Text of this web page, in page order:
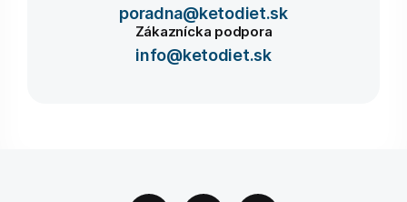
poradna@ketodiet.sk
Zákaznícka podpora
info@ketodiet.sk